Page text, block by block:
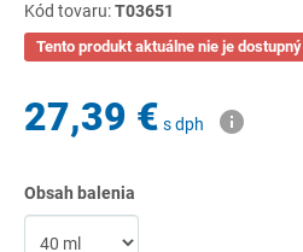
Kód tovaru:T03651
Tento produkt aktuálne nie je dostupný
27,39 € s dph
Obsah balenia